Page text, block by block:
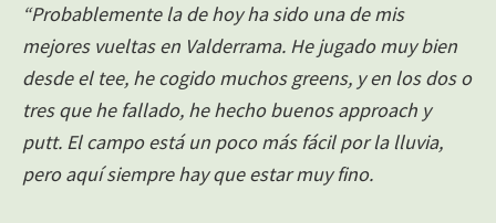
“Probablemente la de hoy ha sido una de mis
mejores vueltas en Valderrama. He jugado muy bien
desde el tee, he cogido muchos greens, y en los dos o
tres que he fallado, he hecho buenos approach y
putt. El campo está un poco más fácil por la lluvia,
pero aquí siempre hay que estar muy fino.